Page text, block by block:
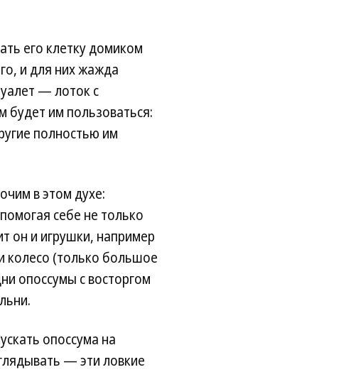
его клетку домиком
и для них жажда
— лоток с
им пользоваться:
полностью им
в этом духе:
себе не только
он и игрушки, например
(только большое
опоссумы с восторгом
опоссума на
— эти ловкие